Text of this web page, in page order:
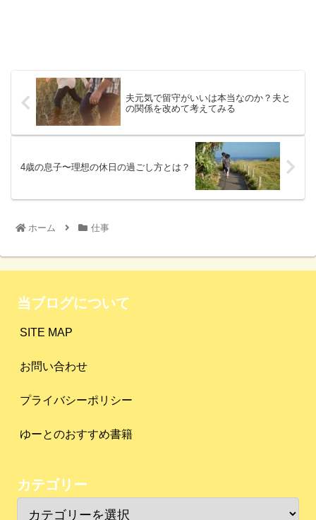
夫元気で留守がいいは本当なのか？夫と
の関係を改めて考えてみる
4歳の息子〜理想の休日の過ごし方とは？
ホーム 仕事
当ブログについて
SITE MAP
お問い合わせ
プライバシーポリシー
ゆーとのおすすめ書籍
カテゴリー